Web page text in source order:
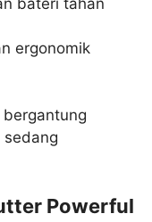
ergonomik
sedang
Powerful